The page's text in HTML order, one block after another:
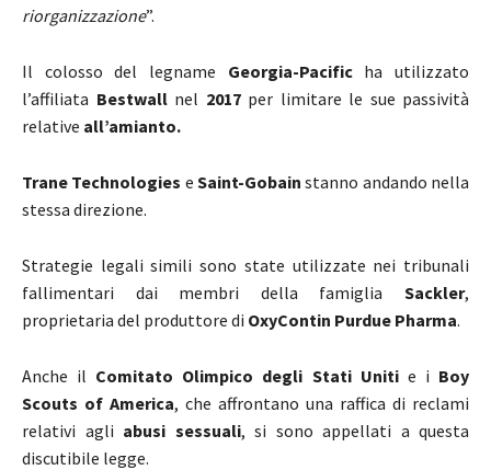
riorganizzazione”.
Il colosso del legname Georgia-Pacific ha utilizzato
l’affiliata Bestwallnel 2017 per limitare le sue passività
relative all’amianto.
Trane Technologies eSaint-Gobain stanno andando nella
stessa direzione.
Strategie legali simili sono state utilizzate nei tribunali
fallimentari dai membri della famiglia Sackler,
proprietaria del produttore di OxyContin Purdue Pharma.
Anche il Comitato Olimpico degli Stati Unitie i Boy
Scouts of America, che affrontano una raffica di reclami
relativi agli abusi sessuali, si sono appellati a questa
discutibile legge.